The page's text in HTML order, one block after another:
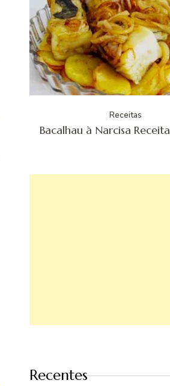
Receitas
Bacalhau à Narcisa
Recentes